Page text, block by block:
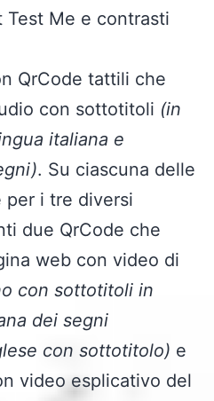
Me e contrasti
QrCode tattili che
con sottotitoli (in
italiana e
. Su ciascuna delle
per i tre diversi
due QrCode che
web con video di
con sottotitoli in
dei segni
con sottotitolo) e
video esplicativo del